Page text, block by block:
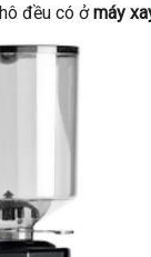
đều có ởmáy